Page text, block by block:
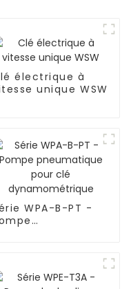
électrique à
unique WSW
WPA-B-PT -